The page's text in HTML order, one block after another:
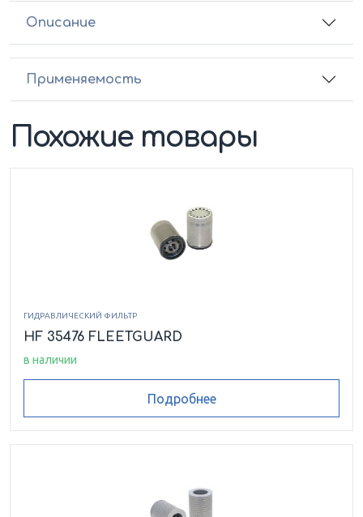
Описание
Применяемость
Похожие товары
ГИДРАВЛИЧЕСКИЙ ФИЛЬТР
HF 35476 FLEETGUARD
в наличии
Подробнее